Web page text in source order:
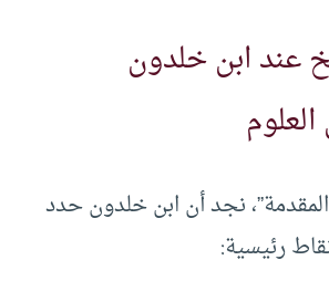
عند ابن خلدون
نجد أن ابن خلدون حدد
رئيسية: